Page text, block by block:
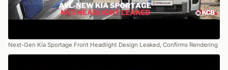
Next-Gen Kia Sportage Front Headlight Design Leaked, Confirms Rendering